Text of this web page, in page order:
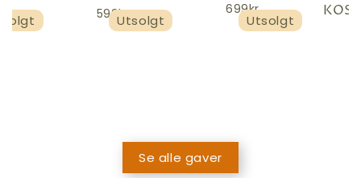
Utsolgt
599kr Utsolgt
699kr
Se alle gaver